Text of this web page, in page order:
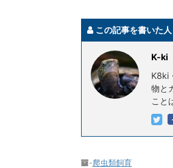
この記事を書いた人
K-ki
K8ki
物と
こと
-爬虫類飼育